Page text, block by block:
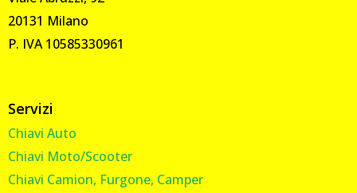
20131 Milano
P. IVA 10585330961
Servizi
Chiavi Auto
Chiavi Moto/Scooter
Chiavi Camion, Furgone, Camper